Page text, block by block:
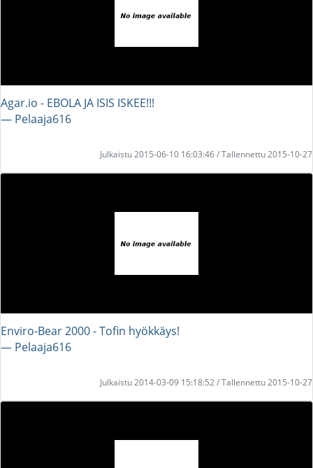
Agar.io - EBOLA JA ISIS ISKEE!!!
― Pelaaja616
Julkaistu 2015-06-10 16:03:46 / Tallennettu 2015-10-27
Enviro-Bear 2000 - Tofin hyökkäys!
― Pelaaja616
Julkaistu 2014-03-09 15:18:52 / Tallennettu 2015-10-27